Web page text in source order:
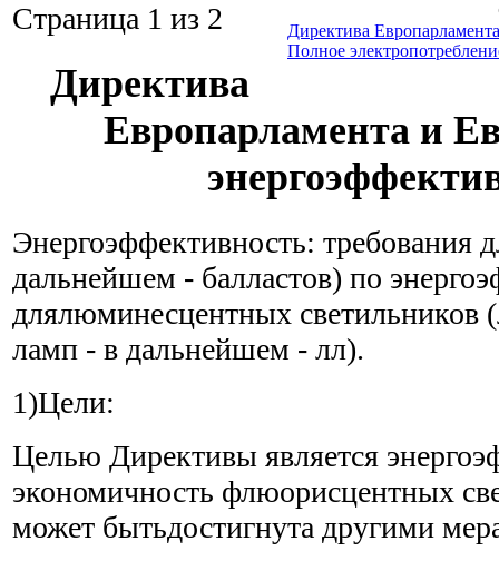
Директива
Полное
Страница 1 из 2
Директива
Европарламента и
Энергоэффективность: требования
дальнейшем - балластов) по
длялюминесцентных
ламп - в дальнейшем - лл).
1)Цели:
Целью Директивы является
экономичность флюорисцентных
может бытьдостигнута другими